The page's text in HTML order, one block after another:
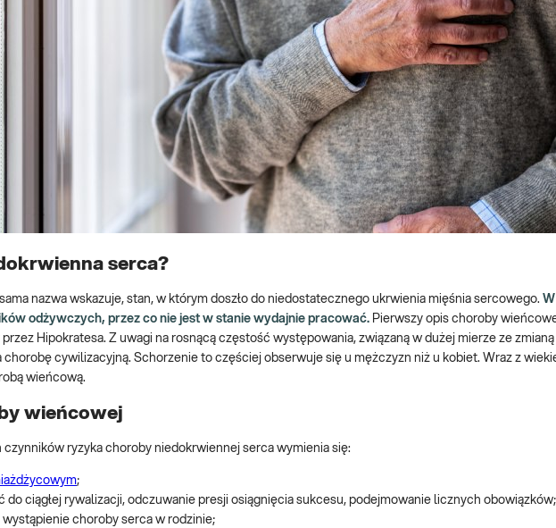
serca?
nazwa wskazuje, stan, w którym doszło do niedostatecznego ukrwienia mięśnia sercowego.
odżywczych, przez co nie jest w stanie wydajnie pracować. Pierwszy opis choroby
Hipokratesa. Z uwagi na rosnącą częstość występowania, związaną w dużej mierze ze
chorobę cywilizacyjną. Schorzenie to częściej obserwuje się u mężczyzn niż u kobiet. Wraz z
wieńcową.
wieńcowej
czynników ryzyka choroby niedokrwiennej serca wymienia się:
;
do ciągłej rywalizacji, odczuwanie presji osiągnięcia sukcesu, podejmowanie licznych obowiązków;
choroby serca w rodzinie;